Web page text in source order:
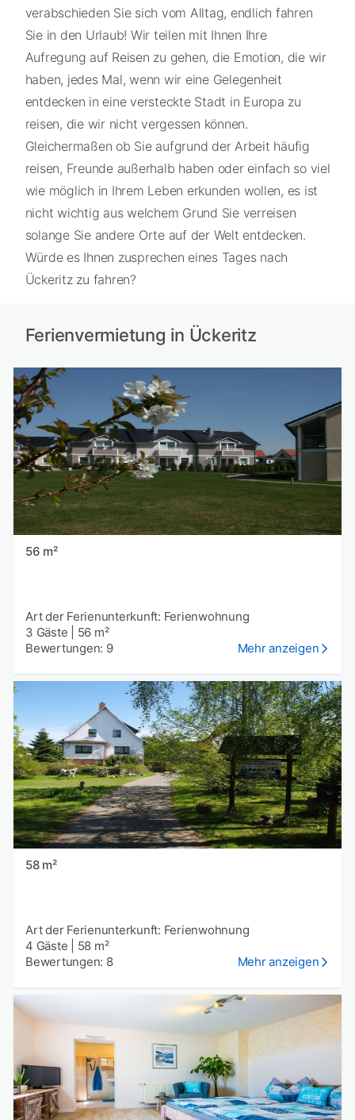
verabschieden Sie sich vom Alltag, endlich fahren
Sie in den Urlaub! Wir teilen mit Ihnen Ihre
Aufregung auf Reisen zu gehen, die Emotion, die wir
haben, jedes Mal, wenn wir eine Gelegenheit
entdecken in eine versteckte Stadt in Europa zu
reisen, die wir nicht vergessen können.
Gleichermaßen ob Sie aufgrund der Arbeit häufig
reisen, Freunde außerhalb haben oder einfach so viel
wie möglich in Ihrem Leben erkunden wollen, es ist
nicht wichtig aus welchem Grund Sie verreisen
solange Sie andere Orte auf der Welt entdecken.
Würde es Ihnen zusprechen eines Tages nach
Ückeritz zu fahren?
Ferienvermietung in Ückeritz
56 m²
Art der Ferienunterkunft: Ferienwohnung
3 Gäste
56 m²
Bewertungen: 9
Mehr anzeigen
58 m²
Art der Ferienunterkunft: Ferienwohnung
4 Gäste
58 m²
Bewertungen: 8
Mehr anzeigen